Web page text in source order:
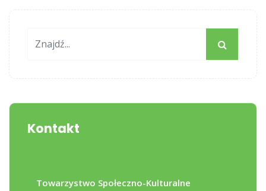
Kontakt
Towarzystwo Społeczno-Kulturalne